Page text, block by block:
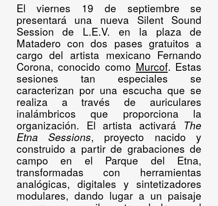
Elviernes 19 de septiembre se
presentará una nueva Silent Sound
Session
de L.E.V. en la plaza de
Matadero con dos pases gratuitos a
cargo del artista mexicanoFernando
Corona, conocido como Murcof. Estas
sesiones tan especiales se
caracterizan por una escucha que se
realiza a través de auriculares
inalámbricos que proporciona la
organización. El artista activará The
Etna Sessions, proyecto nacido y
construido a partir de grabaciones de
campo en el Parque del Etna,
transformadas con herramientas
analógicas, digitales y sintetizadores
modulares, dando lugar a un paisaje